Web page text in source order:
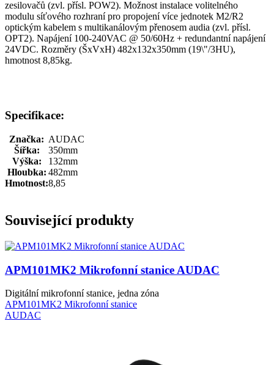
zesilovačů (zvl. přísl. POW2). Možnost instalace volitelného
modulu síťového rozhraní pro propojení více jednotek M2/R2
optickým kabelem s multikanálovým přenosem audia (zvl. přísl.
OPT2). Napájení 100-240VAC @ 50/60Hz + redundantní napájení
24VDC. Rozměry (ŠxVxH) 482x132x350mm (19\"/3HU),
hmotnost 8,85kg.
Specifikace:
Značka: AUDAC
Šířka:
350mm
Výška:
132mm
Hloubka: 482mm
Hmotnost:8,85
Související produkty
APM101MK2 Mikrofonní stanice AUDAC
Digitální mikrofonní stanice, jedna zóna
APM101MK2 Mikrofonní stanice
AUDAC